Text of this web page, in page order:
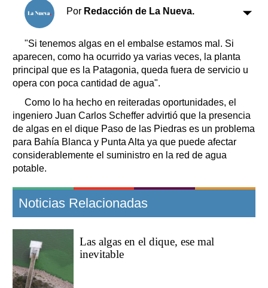
Clasificados
Horóscopo
Suplementos
Servicios
Farmacias
Transportes
Loterías
Datos Útiles
Fúnebres
Edictos
Teléfonos de urgencia
Por Redacción de La Nueva.
"Si tenemos algas en el embalse estamos mal. Si
aparecen, como ha ocurrido ya varias veces, la planta
principal que es la Patagonia, queda fuera de servicio u
opera con poca cantidad de agua".
Como lo ha hecho en reiteradas oportunidades, el
ingeniero Juan Carlos Scheffer advirtió que la presencia
de algas en el dique Paso de las Piedras es un problema
para Bahía Blanca y Punta Alta ya que puede afectar
considerablemente el suministro en la red de agua
potable.
Noticias Relacionadas
Las algas en el dique, ese mal
inevitable